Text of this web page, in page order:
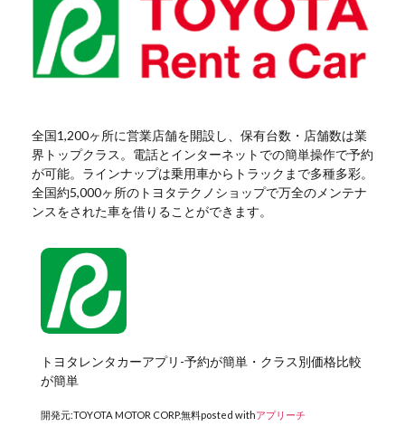
全国1,200ヶ所に営業店舗を開設し、保有台数・店舗数は業
界トップクラス。電話とインターネットでの簡単操作で予約
が可能。ラインナップは乗用車からトラックまで多種多彩。
全国約5,000ヶ所のトヨタテクノショップで万全のメンテナ
ンスをされた車を借りることができます。
トヨタレンタカーアプリ-予約が簡単・クラス別価格比較
が簡単
開発元:TOYOTA MOTOR CORP.無料posted withアプリーチ